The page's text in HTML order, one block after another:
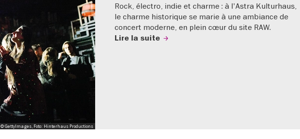
© GettyImages, Foto: Hinterhaus Productions
Rock, électro, indie et charme : à l'Astra Kulturhaus,
le charme historique se marie à une ambiance de
concert moderne, en plein cœur du site RAW.
Lire la suite